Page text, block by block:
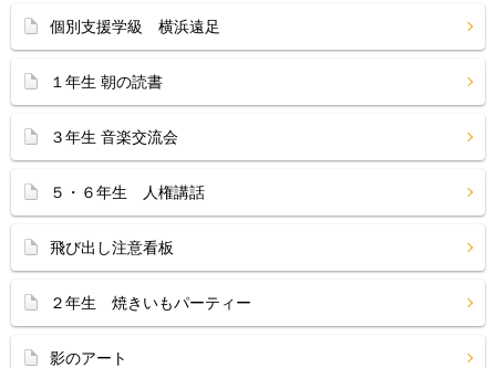
個別支援学級 横浜遠足
１年生 朝の読書
３年生 音楽交流会
５・６年生 人権講話
飛び出し注意看板
２年生 焼きいもパーティー
影のアート